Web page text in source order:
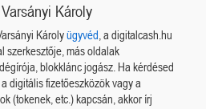
Károly
Károlyügyvéd , a digitalcash.hu
szerkesztője, más oldalak
blokklánc jogász. Ha kérdésed
digitális fizetőeszközök vagy a
(tokenek, etc.) kapcsán, akkor írj